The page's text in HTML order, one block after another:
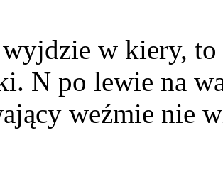
wyjdzie w kiery,
N po lewie na
weźmie nie